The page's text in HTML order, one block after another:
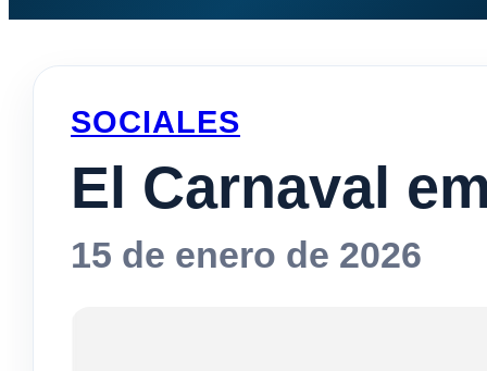
SOCIALES
El Carnaval
15 de enero de 2026